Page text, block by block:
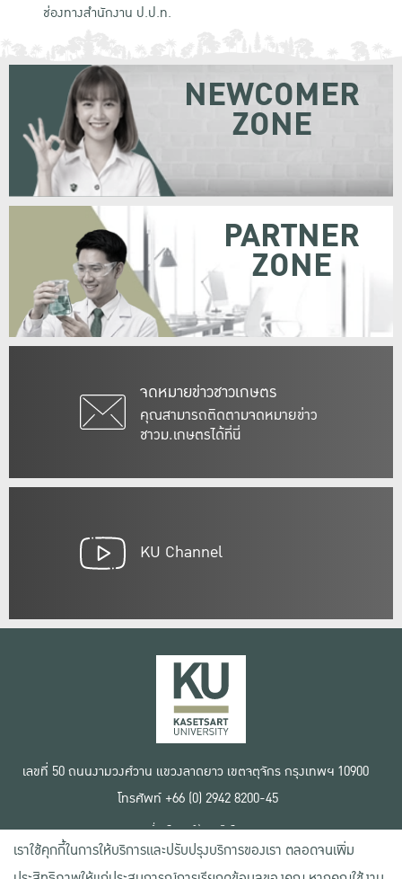
ช่องทางสำนักงาน ป.ป.ท.
จดหมายข่าวชาวเกษตร
คุณสามารถติดตามจดหมายข่าว
ชาวม.เกษตรได้ที่นี่
NEWCOMER
ZONE
PARTNER
ZONE
KU Channel
เลขที่ 50 ถนนงามวงศ์วาน แขวงลาดยาว เขตจตุจักร กรุงเทพฯ 10900
โทรศัพท์ +66 (0) 2942 8200-45
เงื่อนไขการใช้งานเว็บไซต์
ข้อตกลงด้านสิทธิ์ใช้งาน
นโยบายความเป็นส่วนตัว
เราใช้คุกกี้ในการให้บริการและปรับปรุงบริการของเรา ตลอดจนเพิ่ม